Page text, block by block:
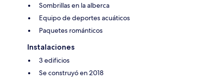
Sombrillas en la alberca
Equipo de deportes acuáticos
Paquetes románticos
Instalaciones
3 edificios
Se construyó en 2018